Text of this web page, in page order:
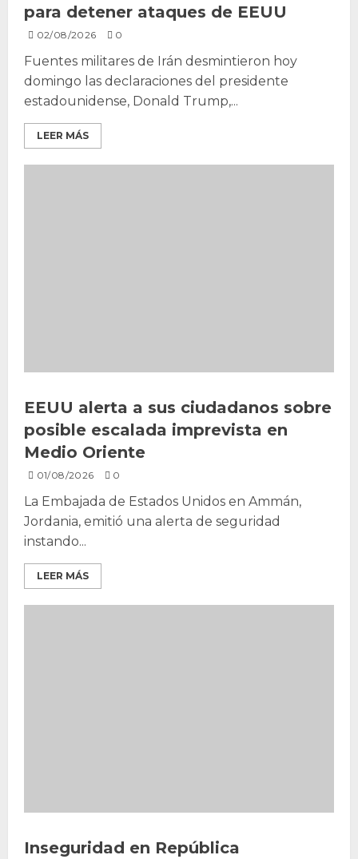
para detener ataques de EEUU
02/08/2026 0
Fuentes militares de Irán desmintieron hoy
domingo las declaraciones del presidente
estadounidense, Donald Trump,...
LEER MÁS
EEUU alerta a sus ciudadanos sobre
posible escalada imprevista en
Medio Oriente
01/08/2026 0
La Embajada de Estados Unidos en Ammán,
Jordania, emitió una alerta de seguridad
instando...
LEER MÁS
Inseguridad en República